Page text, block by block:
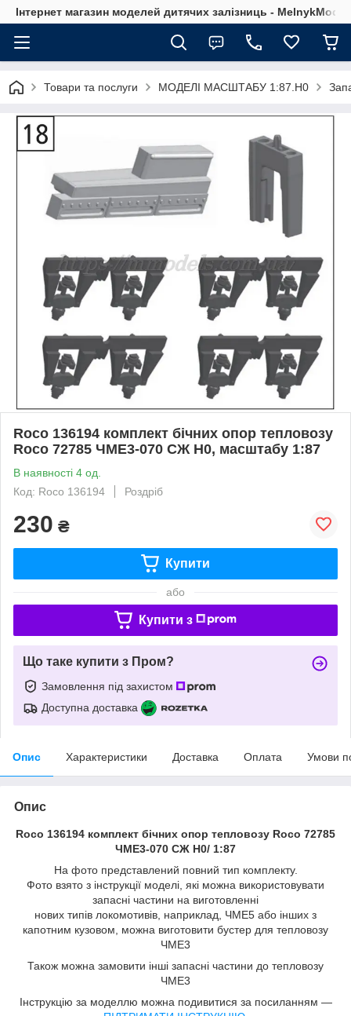
Інтернет магазин моделей дитячих залізниць -
Товари та послуги МОДЕЛІ МАСШТАБУ 1:87.H0
Roco 136194 комплект бічних опор тепловозу
Roco 72785 ЧМЕ3-070 СЖ Н0, масштабу 1:87
В наявності 4 од.
Код: Roco 136194
Роздріб
230 ₴
Купити
або
Купити з
Що таке купити з Пром?
Замовлення під захистом
Доступна доставка
Опис Характеристики Доставка Оплата Умови
Опис
Roco 136194 комплект бічних опор тепловозу Roco 72785
ЧМЕ3-070 СЖ Н0/ 1:87
На фото представлений повний тип комплекту.
Фото взято з інструкції моделі, які можна використовувати
запасні частини на виготовленні
нових типів локомотивів, наприклад, ЧМЕ5 або інших з
капотним кузовом, можна виготовити бустер для тепловозу
ЧМЕ3
Також можна замовити інші запасні частини до тепловозу
ЧМЕ3
Інструкцію за моделлю можна подивитися за посиланням —